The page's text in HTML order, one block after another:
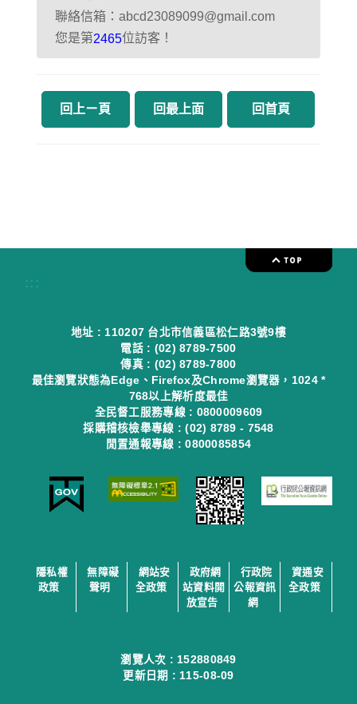
聯絡信箱：abcd23089099@gmail.com
您是第2465位訪客！
回上ㄧ頁 回最上面 回首頁
:::
地址 : 110207 台北市信義區松仁路3號9樓
電話 : (02) 8789-7500
傳真 : (02) 8789-7800
最佳瀏覽狀態為Edge、Firefox及Chrome瀏覽器，1024 *
768以上解析度最佳
全民督工服務專線 : 0800009609
採購稽核檢舉專線 : (02) 8789 - 7548
閒置通報專線 : 0800085854
隱私權
政策
無障礙
聲明
網站安
全政策
政府網
站資料開
放宣告
行政院
公報資訊
網
資通安
全政策
瀏覽人次 : 152880849
更新日期 : 115-08-09